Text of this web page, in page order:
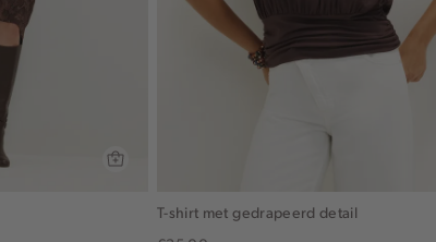
T-shirt met gedrapeerd detail